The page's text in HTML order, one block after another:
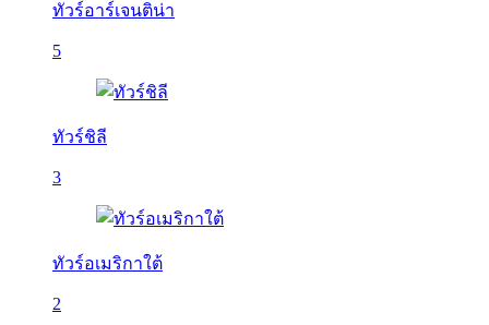
ทัวร์อาร์เจนติน่า
5
ทัวร์ชิลี
3
ทัวร์อเมริกาใต้
2